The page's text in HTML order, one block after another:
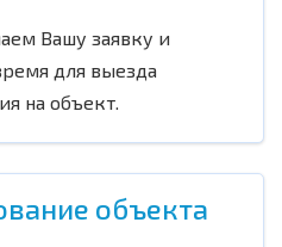
Вашу заявку и
для выезда
на объект.
объекта